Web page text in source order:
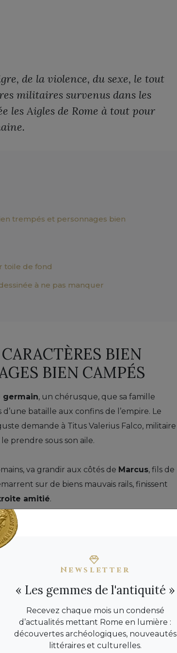
de la violence, du sexe, le tout
militaires survenus dans les
les Aigles de Rome à tout pour
trempés et personnages bien
toile de fond
à ne pas manquer
BIEN
BIEN CAMPÉS
germain, un chérusque, que sa famille
bataille aux confins de l’empire. Le
demande à Titus Valerius Falco, militaire
prendre sous son aile.
va grandir aux côtés de Marcus, fils de
sur de biens mauvais rails, finissent
amitié.
dure et stricte qui vise à les
métier des armes.
sur Amazon
le chemin de Rome et réalisent
Newsletter
« Les gemmes de l'antiquité »
Recevez chaque mois un condensé
d’actualités mettant Rome en lumière :
découvertes archéologiques, nouveautés
littéraires et culturelles.